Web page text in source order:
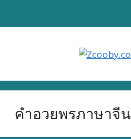
คำอวยพรภาษาจีน